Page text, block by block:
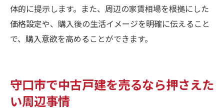
体的に提示します。また、周辺の家賃相場を根拠にした
価格設定や、購入後の生活イメージを明確に伝えること
で、購入意欲を高めることができます。
守口市で中古戸建を売るなら押さえた
い周辺事情